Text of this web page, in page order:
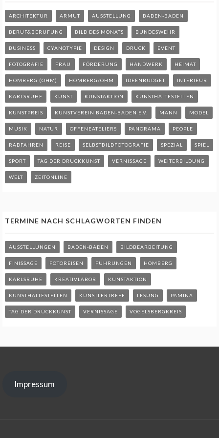
ARCHITEKTUR ARMUT AUSSTELLUNG BADEN-BADEN
BERUF&BERUFUNG BILD DES MONATS BUNDESWEHR
BUSINESS CYANOTYPIE DESIGN DRUCK EVENT
FOTOGRAFIE FRAU FÖRDERUNG HANDWERK HEIMAT
HOMBERG (OHM) HOMBERG/OHM IDEENBUDGET INTERIEUR
KARLSRUHE KUNST KUNSTAKTION KUNSTHALTESTELLEN
KUNSTPREIS KUNSTVEREIN BADEN-BADEN E.V. MANN MODEL
MUSIK NATUR OFFENEATELIERS PANORAMA PEOPLE
RADFAHREN REISE SELBSTBILDFOTOGRAFIE SPEZIAL SPIEL
SPORT TAG DER DRUCKKUNST VERNISSAGE WEITERBILDUNG
WELT ZEITONLINE
TERMINE NACH SCHLAGWORTEN FINDEN
AUSSTELLUNGEN BADEN-BADEN BILDBEARBEITUNG
FINISSAGE FOTOREISEN FÜHRUNGEN HOMBERG
KARLSRUHE KREATIVLABOR KUNSTAKTION
KUNSTHALTESTELLEN KÜNSTLERTREFF LESUNG PAMINA
TAG DER DRUCKKUNST VERNISSAGE VOGELSBERGKREIS
Impressum